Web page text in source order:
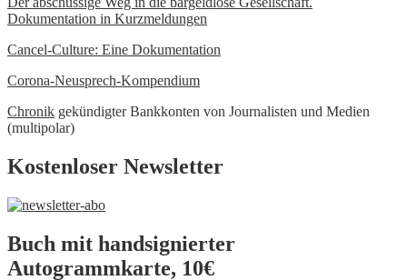
Dokumentation in Kurzmeldungen
Cancel-Culture: Eine Dokumentation
Corona-Neusprech-Kompendium
Chronik gekündigter Bankkonten von Journalisten und Medien
(multipolar)
Kostenloser Newsletter
Buch mit handsignierter
Autogrammkarte, 10€